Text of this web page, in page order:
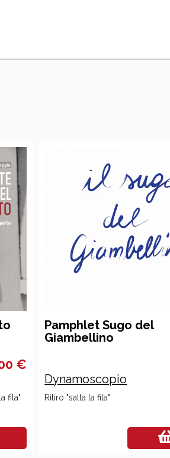
€
fila"
Pamphlet Sugo del
Giambellino
Dynamoscopio
Ritiro "salta la fila"